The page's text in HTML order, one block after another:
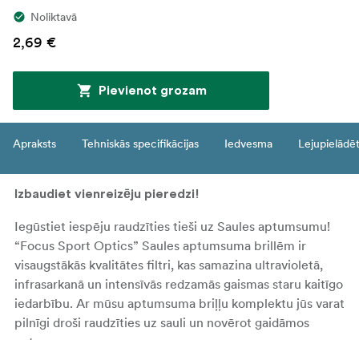
Noliktavā
2,69 €
Pievienot grozam
Apraksts Tehniskās specifikācijas Iedvesma Lejupielādēt
Izbaudiet vienreizēju pieredzi!
Iegūstiet iespēju raudzīties tieši uz Saules aptumsumu!
“Focus Sport Optics” Saules aptumsuma brillēm ir
visaugstākās kvalitātes filtri, kas samazina ultravioletā,
infrasarkanā un intensīvās redzamās gaismas staru kaitīgo
iedarbību. Ar mūsu aptumsuma briļļu komplektu jūs varat
pilnīgi droši raudzīties uz sauli un novērot gaidāmos